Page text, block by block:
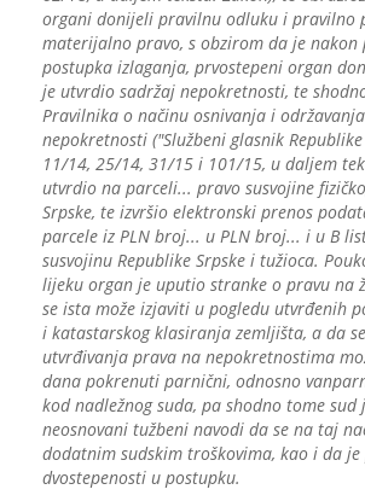
organi donijeli pravilnu odluku i pravilno
materijalno pravo, s obzirom da je nakon
postupka izlaganja, prvostepeni organ
je utvrdio sadržaj nepokretnosti, te
Pravilnika o načinu osnivanja i
nepokretnosti ("Službeni glasnik
11/14, 25/14, 31/15 i 101/15, u daljem
utvrdio na parceli... pravo susvojine
Srpske, te izvršio elektronski prenos
parcele iz PLN broj... u PLN broj... i u B
susvojinu Republike Srpske i tužioca.
lijeku organ je uputio stranke o pravu na
se ista može izjaviti u pogledu utvrđenih
i katastarskog klasiranja zemljišta, a da
utvrđivanja prava na nepokretnostima
dana pokrenuti parnični, odnosno
kod nadležnog suda, pa shodno tome sud
neosnovani tužbeni navodi da se na taj
dodatnim sudskim troškovima, kao i da
dvostepenosti u postupku.